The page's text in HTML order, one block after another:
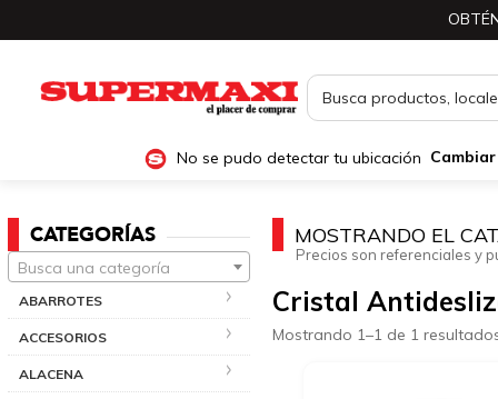
No se pudo detectar tu ubicación Cambiar
CATEGORÍAS
Busca una categoría
ABARROTES
ACCESORIOS
ALACENA
MOSTRANDO EL
Precios son referenciales y
Cristal
Mostrando 1–1 de 1